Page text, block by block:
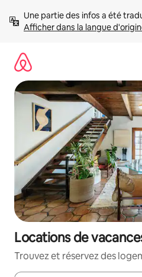
directement
Afficher dans la langue
Locations de
Trouvez et réservez des